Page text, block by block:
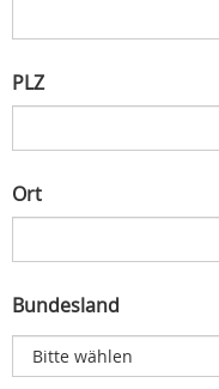
PLZ
Ort
Bundesland